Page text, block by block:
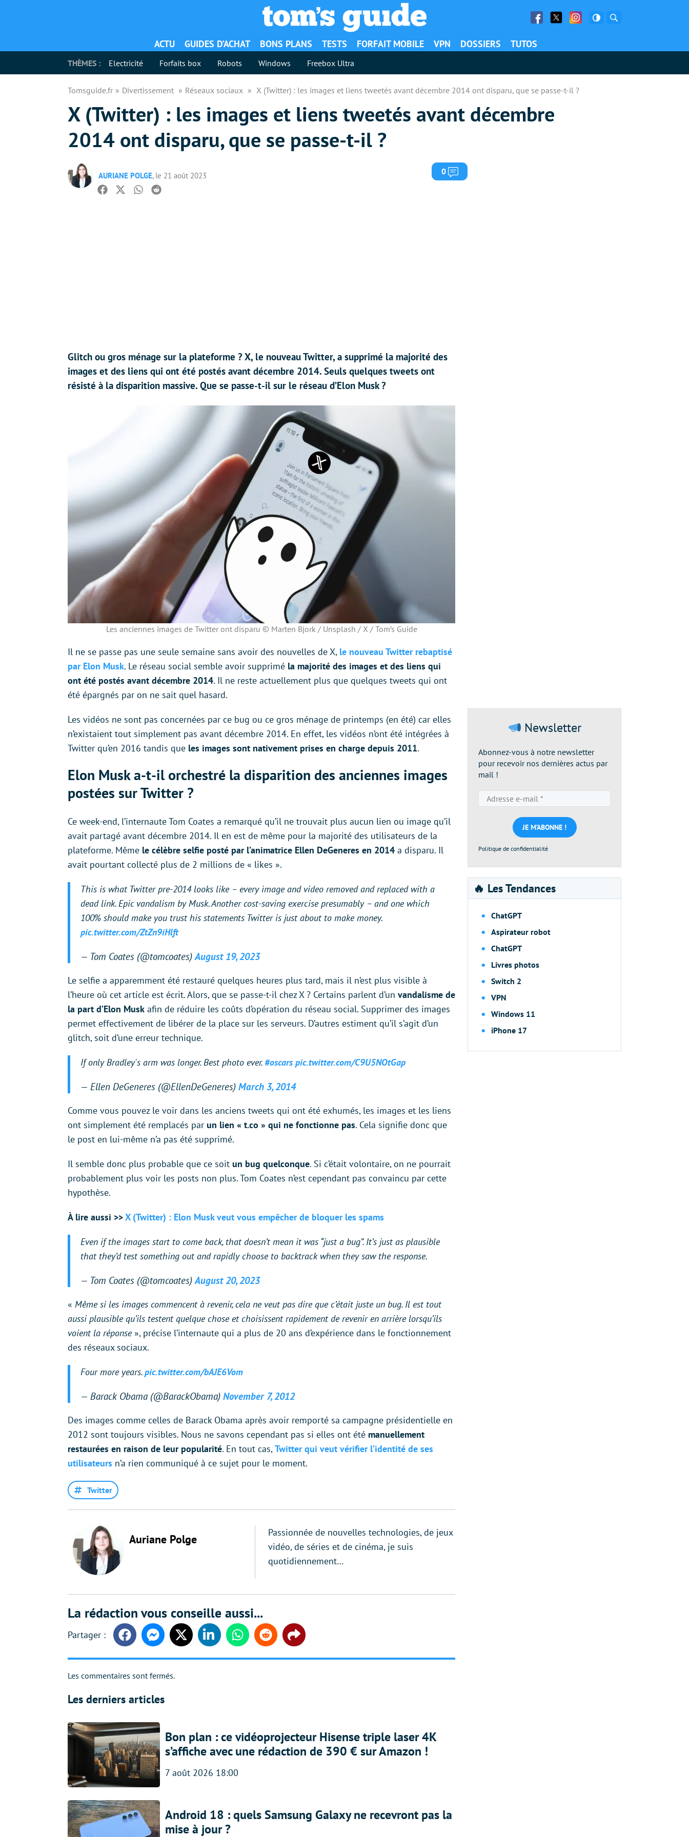
Facebook
Twitter Facebook
ACTU GUIDES D’ACHAT BONS PLANS TESTS FORFAIT MOBILE VPN DOSSIERS TUTOS
THÈMES : Electricité Forfaits box Robots Windows Freebox Ultra
Tomsguide.fr Divertissement Réseaux sociaux X (Twitter) : les images et liens tweetés avant décembre 2014 ont disparu, que se passe-t-il ?
X (Twitter) : les images et liens tweetés avant décembre
2014 ont disparu, que se passe-t-il ?
AURIANE POLGE, le 21 août 2023 0 Commentaires
Facebook
TwitterWhatsapp
Reddit
Glitch ou gros ménage sur la plateforme ? X, le nouveau Twitter, a supprimé la majorité des
images et des liens qui ont été postés avant décembre 2014. Seuls quelques tweets ont
résisté à la disparition massive. Que se passe-t-il sur le réseau d’Elon Musk ?
Les anciennes images de Twitter ont disparu © Marten Bjork / Unsplash / X / Tom’s Guide
Il ne se passe pas une seule semaine sans avoir des nouvelles de X, le nouveau Twitter rebaptisé
par Elon Musk. Le réseau social semble avoir supprimé la majorité des images et des liens qui
ont été postés avant décembre 2014. Il ne reste actuellement plus que quelques tweets qui ont
été épargnés par on ne sait quel hasard.
Les vidéos ne sont pas concernées par ce bug ou ce gros ménage de printemps (en été) car elles
n’existaient tout simplement pas avant décembre 2014. En effet, les vidéos n’ont été intégrées à
Twitter qu’en 2016 tandis que les images sont nativement prises en charge depuis 2011.
Elon Musk a-t-il orchestré la disparition des anciennes images
postées sur Twitter ?
Ce week-end, l’internaute Tom Coates a remarqué qu’il ne trouvait plus aucun lien ou image qu’il
avait partagé avant décembre 2014. Il en est de même pour la majorité des utilisateurs de la
plateforme. Même le célèbre selfie posté par l’animatrice Ellen DeGeneres en 2014 a disparu. Il
avait pourtant collecté plus de 2 millions de « likes ».
This is what Twitter pre-2014 looks like – every image and video removed and replaced with a
dead link. Epic vandalism by Musk. Another cost-saving exercise presumably – and one which
100% should make you trust his statements Twitter is just about to make money.
pic.twitter.com/ZtZn9iHlft
— Tom Coates (@tomcoates)August 19, 2023
Le selfie a apparemment été restauré quelques heures plus tard, mais il n’est plus visible à
l’heure où cet article est écrit. Alors, que se passe-t-il chez X ? Certains parlent d’un vandalisme de
la part d’Elon Musk afin de réduire les coûts d’opération du réseau social. Supprimer des images
permet effectivement de libérer de la place sur les serveurs. D’autres estiment qu’il s’agit d’un
glitch, soit d’une erreur technique.
If only Bradley's arm was longer. Best photo ever. #oscars pic.twitter.com/C9U5NOtGap
— Ellen DeGeneres (@EllenDeGeneres) March 3, 2014
Comme vous pouvez le voir dans les anciens tweets qui ont été exhumés, les images et les liens
ont simplement été remplacés par un lien « t.co » qui ne fonctionne pas. Cela signifie donc que
le post en lui-même n’a pas été supprimé.
Il semble donc plus probable que ce soit un bug quelconque. Si c’était volontaire, on ne pourrait
probablement plus voir les posts non plus. Tom Coates n’est cependant pas convaincu par cette
hypothèse.
À lire aussi >>X (Twitter) : Elon Musk veut vous empêcher de bloquer les spams
Even if the images start to come back, that doesn’t mean it was “just a bug”. It’s just as plausible
that they’d test something out and rapidly choose to backtrack when they saw the response.
— Tom Coates (@tomcoates)August 20, 2023
« Même si les images commencent à revenir, cela ne veut pas dire que c’était juste un bug. Il est tout
aussi plausible qu’ils testent quelque chose et choisissent rapidement de revenir en arrière lorsqu’ils
voient la réponse», précise l’internaute qui a plus de 20 ans d’expérience dans le fonctionnement
des réseaux sociaux.
Four more years.pic.twitter.com/bAJE6Vom
— Barack Obama (@BarackObama) November 7, 2012
Des images comme celles de Barack Obama après avoir remporté sa campagne présidentielle en
2012 sont toujours visibles. Nous ne savons cependant pas si elles ont été manuellement
restaurées en raison de leur popularité. En tout cas,Twitter qui veut vérifier l’identité de ses
utilisateurs n’a rien communiqué à ce sujet pour le moment.
Twitter
Auriane Polge
Passionnée de nouvelles technologies, de jeux
vidéo, de séries et de cinéma, je suis
quotidiennement…
La rédaction vous conseille aussi...
FacebookMessengerTwitter LinkedinWhatsappReddit Share
Les commentaires sont fermés.
Les derniers articles
Bon plan : ce vidéoprojecteur Hisense triple laser 4K
s’affiche avec une rédaction de 390 € sur Amazon !
7 août 2026 18:00
Android 18 : quels Samsung Galaxy ne recevront pas la
mise à jour ?
Newsletter
Abonnez-vous à notre newsletter
pour recevoir nos dernières actus par
mail !
e-
mail
*
Politique de confidentialité
🔥 Les Tendances
ChatGPT
Aspirateur robot
ChatGPT
Livres photos
Switch 2
VPN
Windows 11
iPhone 17